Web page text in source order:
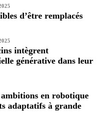
d’être remplacés
intègrent
générative dans leur
en robotique
adaptatifs à grande